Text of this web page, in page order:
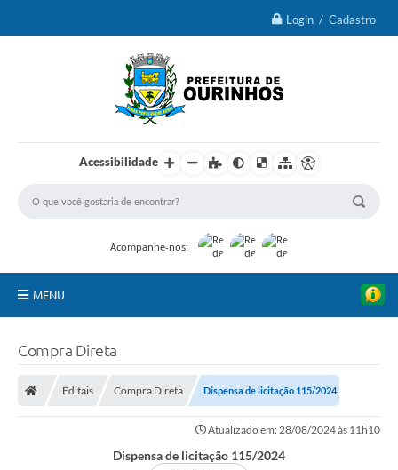
Login / Cadastro
Acessibilidade
Acompanhe-nos:
MENU
Compra Direta
Editais Compra Direta Dispensa de licitação 115/2024
Atualizado em: 28/08/2024 às 11h10
Dispensa de licitação 115/2024